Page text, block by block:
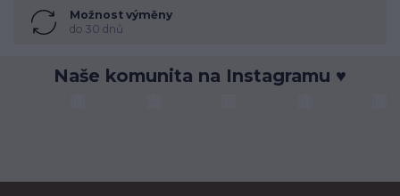
Možnost výměny
do 30 dnů
Naše komunita na Instagramu ♥